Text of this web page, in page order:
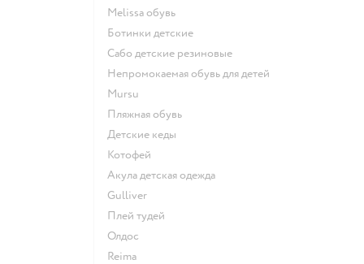
Melissa обувь
Ботинки детские
Сабо детские резиновые
Непромокаемая обувь для детей
Mursu
Пляжная обувь
Детские кеды
Котофей
Акула детская одежда
Gulliver
Плей тудей
Олдос
Reima